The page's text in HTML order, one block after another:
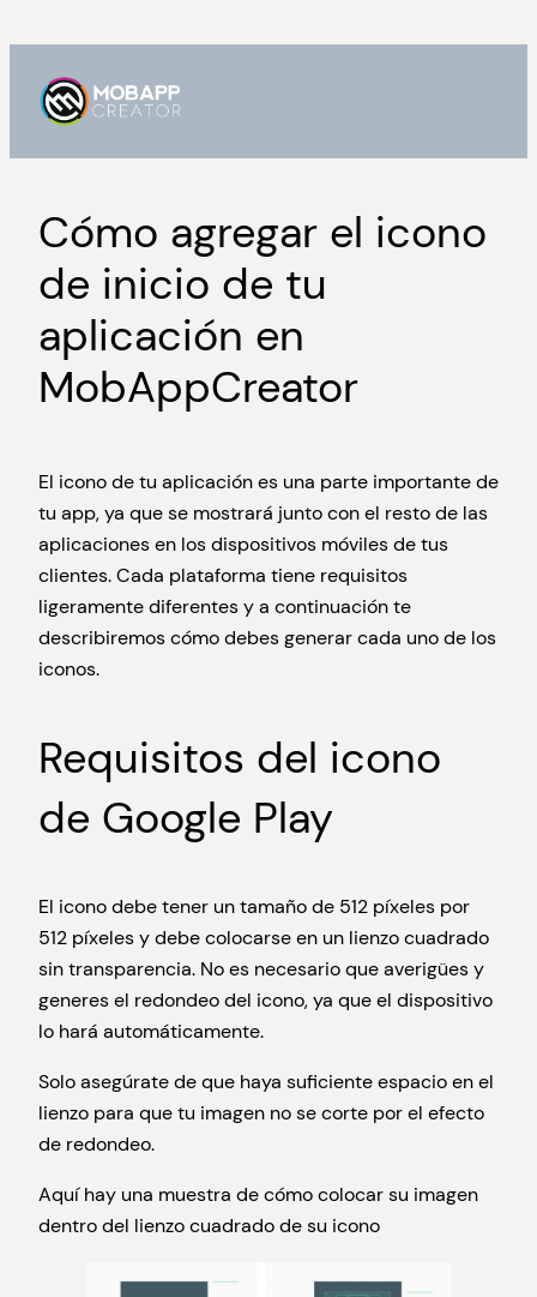
contenido
Cómo agregar el icono
de inicio de tu
aplicación en
MobAppCreator
El icono de tu aplicación es una parte importante de
tu app, ya que se mostrará junto con el resto de las
aplicaciones en los dispositivos móviles de tus
clientes. Cada plataforma tiene requisitos
ligeramente diferentes y a continuación te
describiremos cómo debes generar cada uno de los
iconos.
Requisitos del icono
de Google Play
El icono debe tener un tamaño de 512 píxeles por
512 píxeles y debe colocarse en un lienzo cuadrado
sin transparencia. No es necesario que averigües y
generes el redondeo del icono, ya que el dispositivo
lo hará automáticamente.
Solo asegúrate de que haya suficiente espacio en el
lienzo para que tu imagen no se corte por el efecto
de redondeo.
Aquí hay una muestra de cómo colocar su imagen
dentro del lienzo cuadrado de su icono